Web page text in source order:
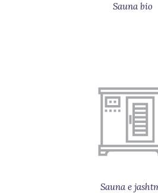
Sauna bio
Sauna e